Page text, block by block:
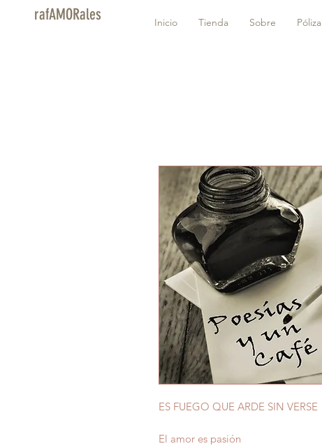
rafAMORales Inicio Tienda Sobre Póliza
ES FUEGO QUE ARDE SIN VERSE
El amor es pasión